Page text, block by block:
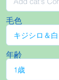
毛色
年齢